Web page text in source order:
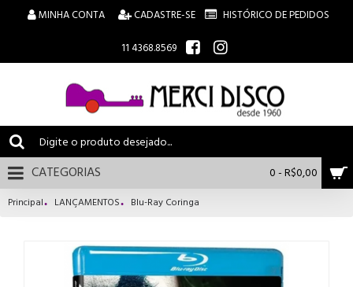
MINHA CONTA CADASTRE-SE
HISTÓRICO DE PEDIDOS
11 4368.8569
0 - R$0,00
CATEGORIAS
Principal LANÇAMENTOS Blu-Ray Coringa